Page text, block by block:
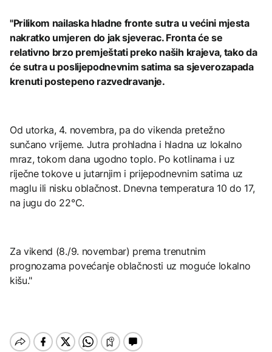
"Prilikom nailaska hladne fronte sutra u većini mjesta
nakratko umjeren do jak sjeverac. Fronta će se
relativno brzo premještati preko naših krajeva, tako da
će sutra u poslijepodnevnim satima sa sjeverozapada
krenuti postepeno razvedravanje.
Od utorka, 4. novembra, pa do vikenda pretežno
sunčano vrijeme. Jutra prohladna i hladna uz lokalno
mraz, tokom dana ugodno toplo. Po kotlinama i uz
riječne tokove u jutarnjim i prijepodnevnim satima uz
maglu ili nisku oblačnost. Dnevna temperatura 10 do 17,
na jugu do 22°C.
Za vikend (8./9. novembar) prema trenutnim
prognozama povećanje oblačnosti uz moguće lokalno
kišu."